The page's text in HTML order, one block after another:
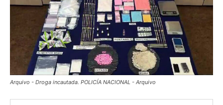
Arquivo - Droga incautada. POLICÍA NACIONAL - Arquivo